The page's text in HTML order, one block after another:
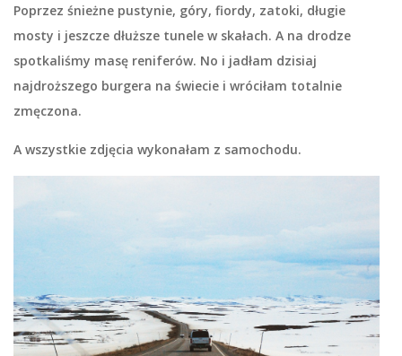
Poprzez śnieżne pustynie, góry, fiordy, zatoki, długie
mosty i jeszcze dłuższe tunele w skałach. A na drodze
spotkaliśmy masę reniferów. No i jadłam dzisiaj
najdroższego burgera na świecie i wróciłam totalnie
zmęczona.
A wszystkie zdjęcia wykonałam z samochodu.